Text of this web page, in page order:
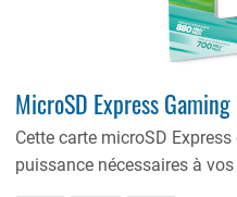
MicroSD Express Gaming
Cette carte microSD
puissance nécessaires à